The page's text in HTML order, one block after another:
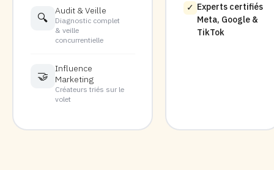
🔍
Audit & Veille
Diagnostic complet
& veille
concurrentielle
🤝
Influence
Marketing
Créateurs triés sur le
volet
✓ Experts certifiés
Meta, Google &
TikTok